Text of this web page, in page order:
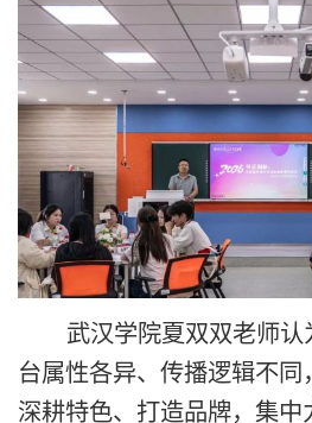
武汉学院夏双双老师
台属性各异、传播逻辑不
深耕特色、打造品牌，集